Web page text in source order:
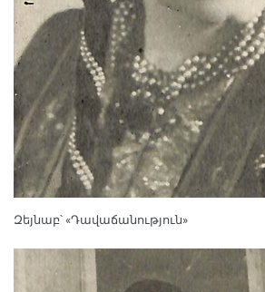
Զեյնաբ՝ «Դավաճանություն»